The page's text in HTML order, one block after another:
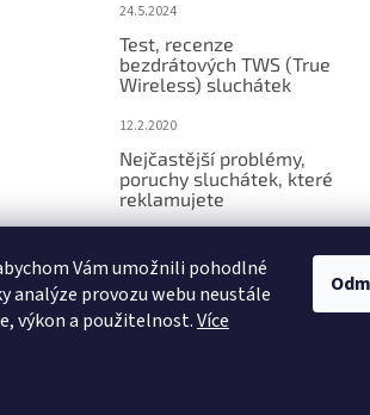
Vám umožnili pohodlné
analýze provozu webu neustále
výkon a použitelnost.Více
24.5.2024
Test, recenze
bezdrátových TWS (True
Wireless) sluchátek
12.2.2020
Nejčastější problémy,
poruchy sluchátek, které
reklamujete
Jak vyčistit sluchátka do
uší?